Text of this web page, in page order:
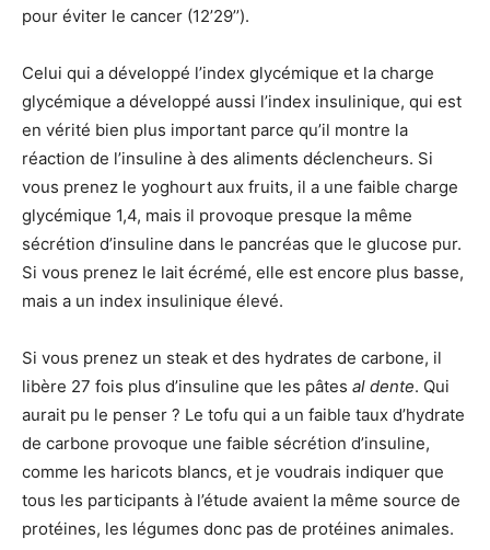
pour éviter le cancer (12’29’’).
Celui qui a développé l’index glycémique et la charge
glycémique a développé aussi l’index insulinique, qui est
en vérité bien plus important parce qu’il montre la
réaction de l’insuline à des aliments déclencheurs. Si
vous prenez le yoghourt aux fruits, il a une faible charge
glycémique 1,4, mais il provoque presque la même
sécrétion d’insuline dans le pancréas que le glucose pur.
Si vous prenez le lait écrémé, elle est encore plus basse,
mais a un index insulinique élevé.
Si vous prenez un steak et des hydrates de carbone, il
libère 27 fois plus d’insuline que les pâtes al dente. Qui
aurait pu le penser ? Le tofu qui a un faible taux d’hydrate
de carbone provoque une faible sécrétion d’insuline,
comme les haricots blancs, et je voudrais indiquer que
tous les participants à l’étude avaient la même source de
protéines, les légumes donc pas de protéines animales.